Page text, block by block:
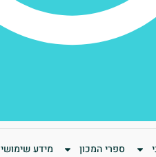
ספרי המכון מידע שימושי